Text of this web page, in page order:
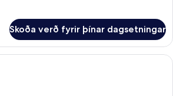
Skoða verð fyrir þínar dagsetningar